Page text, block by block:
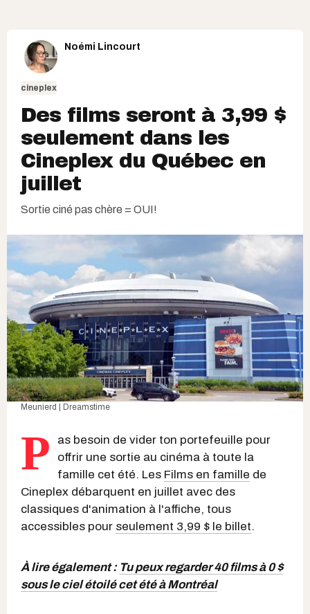
Noémi Lincourt
cineplex
Des films seront à 3,99 $
seulement dans les
Cineplex du Québec en
juillet
Sortie ciné pas chère = OUI!
Meunierd | Dreamstime
P
as besoin de vider ton portefeuille pour
offrir une sortie au cinéma à toute la
famille cet été. Les Films en famille de
Cineplex débarquent en juillet avec des
classiques d'animation à l'affiche, tous
accessibles pour seulement 3,99 $ le billet.
À lire également : Tu peux regarder 40 films à 0 $
sous le ciel étoilé cet été à Montréal